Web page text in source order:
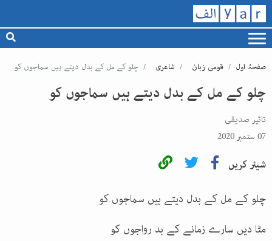
صفحۂ اول قومی زبان شاعری چلو کے مل کے بدل دیتے ہیں سماجوں کو
چلو کے مل کے بدل دیتے ہیں سماجوں کو
تاثیر صدیقی
07 ستمبر 2020
شیئر کریں
چلو کے مل کے بدل دیتے ہیں سماجوں کو
مٹا دیں سارے زمانے کے بد رواجوں کو